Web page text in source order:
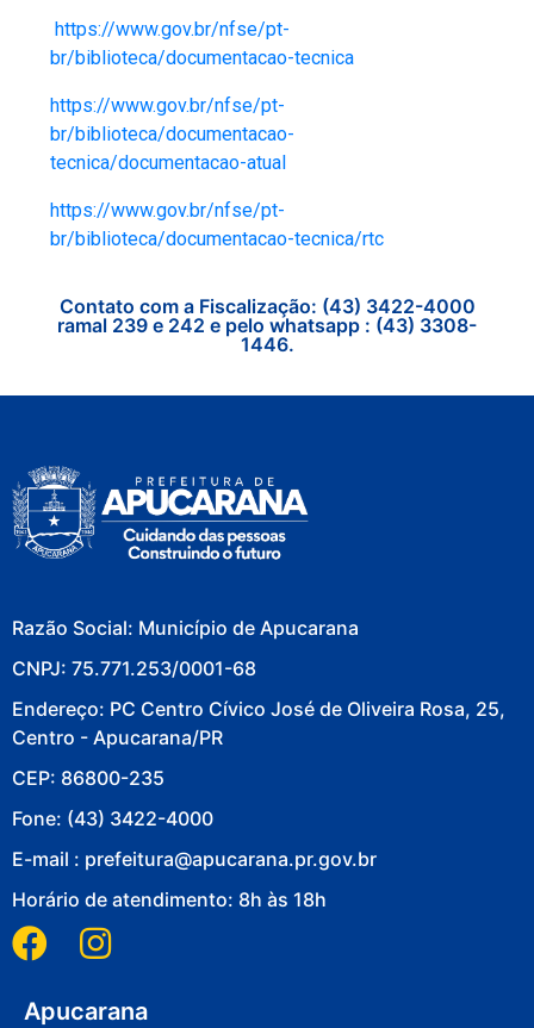
https://www.gov.br/nfse/pt-
br/biblioteca/documentacao-tecnica
https://www.gov.br/nfse/pt-
br/biblioteca/documentacao-
tecnica/documentacao-atual
https://www.gov.br/nfse/pt-
br/biblioteca/documentacao-tecnica/rtc
Contato com a Fiscalização: (43) 3422-4000
ramal 239 e 242 e pelo whatsapp : (43) 3308-
1446.
Razão Social: Município de Apucarana
CNPJ: 75.771.253/0001-68
Endereço: PC Centro Cívico José de Oliveira Rosa, 25,
Centro - Apucarana/PR
CEP: 86800-235
Fone: (43) 3422-4000
E-mail : prefeitura@apucarana.pr.gov.br
Horário de atendimento: 8h às 18h
Apucarana